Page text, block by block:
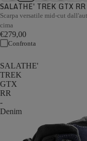
SALATHE' TREK GTX
Scarpa versatile mid-cut
cima
€279,00
Confronta
SALATHE'
TREK
GTX
RR
-
Denim